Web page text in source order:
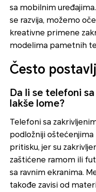
sa mobilnim
se razvija, možemo
kreativne primene
modelima pametnih
Često
Da li se telefoni
lakše lome?
Telefoni sa
podložniji
pritisku, jer su
zaštićene ramom ili
sa ravnim ekranima.
takođe zavisi od